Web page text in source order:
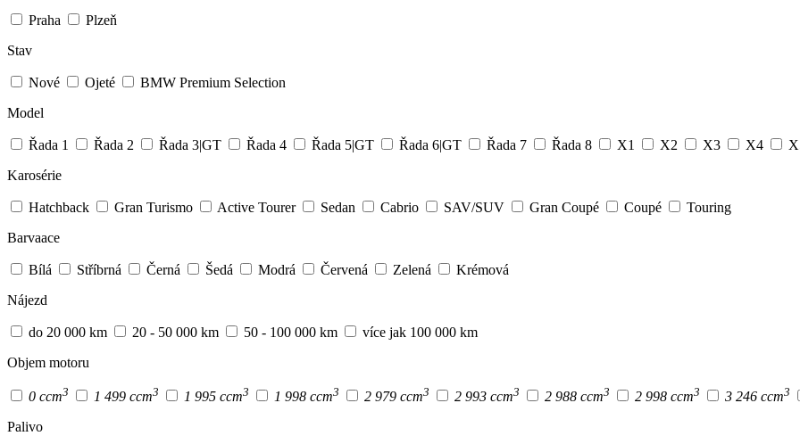
Praha
Plzeň
Stav
Nové Ojeté
BMW Premium Selection
Model
Řada 1 Řada 2 Řada 3|GT Řada 4 Řada 5|GT Řada 6|GT Řada 7 Řada 8 X1 X2 X3 X4
Karosérie
Hatchback Gran Turismo Active Tourer Sedan Cabrio SAV/SUV Gran Coupé Coupé
Touring
Barvaace
Bílá Stříbrná Černá Šedá Modrá Červená Zelená
Krémová
Nájezd
do 20 000 km 20 - 50 000 km 50 - 100 000 km
více jak 100 000 km
Objem motoru
0 ccm3 1 499 ccm3 1 995 ccm3 1 998 ccm3 2 979 ccm3 2 993 ccm3 2 988 ccm3 2 998 ccm3 3 246 ccm3
Palivo